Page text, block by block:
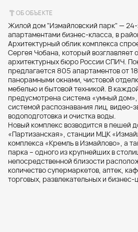
ОБ ОБЪЕКТЕ
Жилой дом "Измайловский парк" —
апартаментами бизнес-класса, в
Архитектурный облик комплекса
Сергея Чобана, который возглавляет
архитектурных бюро России СПИЧ.
предлагается 805 апартаментов от
панорамными окнами, чистовой
мебелью и бытовой техникой. В
предусмотрена система «умный
системой распознавания лиц, видео-
водоподготовка и очистка воды.
Новый комплекс возводится в пешей
«Партизанская», станции МЦК
комплекса «Кремль в Измайлово», а
парка – одного из крупнейших в
непосредственной близости
количество супермаркетов, аптек,
торговых, развлекательных и бизнес-